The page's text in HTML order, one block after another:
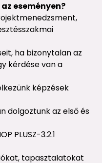
eseményen?
ha bizonytalan az
kérdése van a
képzések
dolgoztunk az első és
PLUSZ-3.2.1
tapasztalatokat